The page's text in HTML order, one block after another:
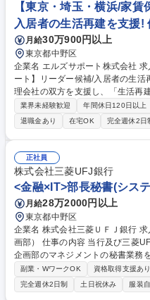
【東京・埼玉・横浜/家
入居者の生活再建を支援!
月給30万900円以上
東京都中野区
企業名 エルズサポート株式会社 求人名 【東京・埼玉・横浜/家賃保証サポ
ート】リーダー候補/入居者の生活再建を支援！ 仕事
理会社の双方を支援し、「生活再
これまでの知見や交渉力を活かし
ンサルティング業務をお任せします。 ■ヒアリング：失業や病気等
いが滞った背景や現状を丁寧に把
や自治体の公的支援制度をご案内
でじっくり対話して共に解決策を
ーナー様の安心をサポート ■説明
理解頂くための説明 ■プレ育成：
ックを実施 募集職種 【東京・埼玉・横浜/家賃保証サポート】リーダー候
補/入居者の生活再建を支援！
業界未経験歓迎 年間休日120日以上
退職金あり
在宅OK 完全週休2日
正社員
株式会社三菱UFJ銀行
<金融×IT>部長秘書(シス
月給28万2000円以上
東京都中野区
企業名 株式会社三菱ＵＦＪ銀行 求人名 ＜金融×IT＞部長秘書（システム企
画部） 仕事の内容 当行及び三菱UFJフィナンシャルグループのシステム
企画部のマネジメントの秘書業務
開する当行のマネジメントをサポートいただ
うな業務内容を想定しています。
ラスの秘書業務（スケジュールの
副業・WワークOK 資格取得支援あり
完全週休2日制
土日祝休み 服装